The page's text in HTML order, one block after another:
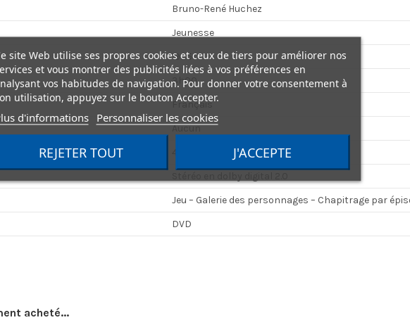
Bruno-René Huchez
Jeunesse
1985
3h00
Français
Aucun
Jeu – Galerie des personnages – Chapitrage par
DVD
acheté...
site Web utilise ses propres cookies et ceux de tiers pour améliorer nos
et vous montrer des publicités liées à vos préférences en
vos habitudes de navigation. Pour donner votre consentement à
utilisation, appuyez sur le bouton Accepter.
d'informations Personnaliser les cookies
REJETER TOUT J'ACCEPTE